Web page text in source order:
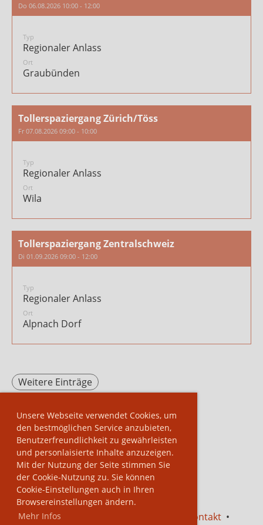
Unsere Webseite verwendet Cookies, um
den bestmöglichen Service anzubieten,
Benutzerfreundlichkeit zu gewährleisten
und personlaisierte Inhalte anzuzeigen.
Mit der Nutzung der Seite stimmen Sie
der Cookie-Nutzung zu. Sie können
Cookie-Einstellungen auch in Ihren
Browsereinstellungen ändern.
Mehr Infos
Do 06.08.2026 10:00 - 12:00
Typ
Regionaler Anlass
Ort
Graubünden
Tollerspaziergang Zürich/Töss
Fr 07.08.2026 09:00 - 10:00
Typ
Regionaler Anlass
Ort
Wila
Tollerspaziergang Zentralschweiz
Di 01.09.2026 09:00 - 12:00
Typ
Regionaler Anlass
Ort
Alpnach Dorf
Weitere Einträge
Impressum Kontakt •